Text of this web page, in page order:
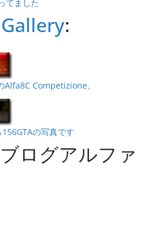
てました
:
Alfa8C Competizione。
の写真です
ログアルファ